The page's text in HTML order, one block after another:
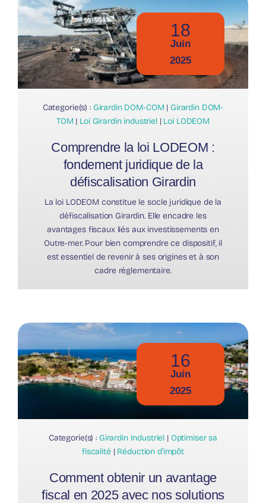
18
Juin
2025
Categorie(s) : Girardin DOM-COM | Girardin DOM-
TOM | Loi Girardin industriel| Loi LODEOM
Comprendre la loi LODEOM :
fondement juridique de la
défiscalisation Girardin
La loi LODEOM constitue le socle juridique de la
défiscalisation Girardin. Elle encadre les
avantages fiscaux liés aux investissements en
Outre-mer. Pour bien comprendre ce dispositif, il
est essentiel de revenir à ses origines et à son
cadre réglementaire.
16
Juin
2025
Categorie(s) : Girardin Industriel | Optimiser sa
fiscalité | Réduction d’impôt
Comment obtenir un avantage
fiscal en 2025 avec nos solutions